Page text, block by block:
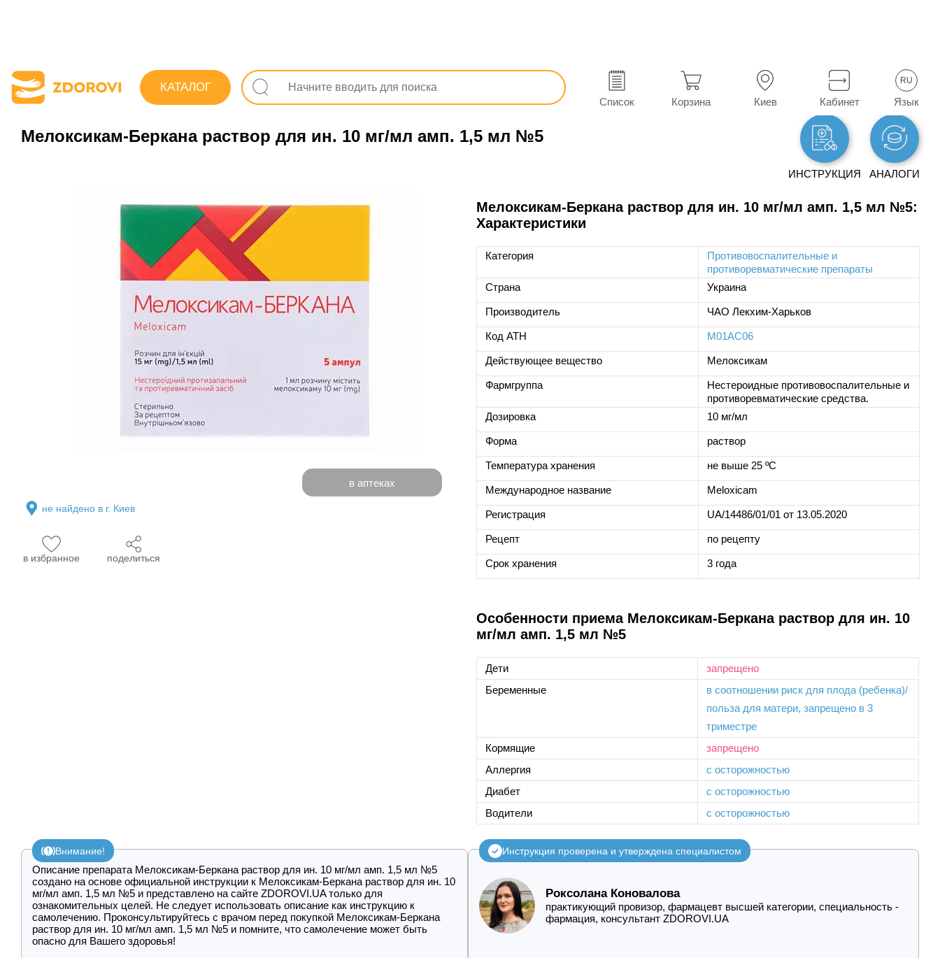
КАТАЛОГ
Список Корзина Киев Кабинет
RU
Язык
Поиск лекарств Лекарства Опорно-двигательная система Противовоспалительные и противоревматические Мелоксикам
Мелоксикам-Беркана раствор для ин. 10 мг/мл амп. 1,5 мл №5
ИНСТРУКЦИЯ АНАЛОГИ
в аптеках
не найдено в г. Киев
в избранное поделиться
Мелоксикам-Беркана раствор для ин. 10 мг/мл амп. 1,5 мл №5:
Характеристики
Категория
Противовоспалительные и
противоревматические препараты
Страна
Украина
Производитель ЧАО Лекхим-Харьков
Код ATH M01AC06
Действующее вещество Мелоксикам
Фармгруппа
Нестероидные противовоспалительные и
противоревматические средства.
Дозировка
10 мг/мл
Форма раствор
Температура хранения не выше 25 ºС
Международное название Meloxicam
Регистрация UA/14486/01/01 от 13.05.2020
Рецепт по рецепту
Срок хранения 3 года
Особенности приема Мелоксикам-Беркана раствор для ин. 10
мг/мл амп. 1,5 мл №5
Дети
запрещено
Беременные
в соотношении риск для плода (ребенка)/
польза для матери, запрещено в 3
триместре
Кормящие
запрещено
Аллергия
с осторожностью
Диабет
с осторожностью
Водители
с осторожностью
Внимание!
Описание препарата Мелоксикам-Беркана раствор для ин. 10 мг/мл амп. 1,5 мл №5
создано на основе официальной инструкции к Мелоксикам-Беркана раствор для ин. 10
мг/мл амп. 1,5 мл №5 и представлено на сайте ZDOROVI.UA только для
ознакомительных целей. Не следует использовать описание как инструкцию к
самолечению. Проконсультируйтесь с врачом перед покупкой Мелоксикам-Беркана
раствор для ин. 10 мг/мл амп. 1,5 мл №5 и помните, что самолечение может быть
опасно для Вашего здоровья!
Инструкция проверена и утверждена специалистом
Роксолана Коновалова
практикующий провизор, фармацевт высшей категории, специальность -
фармация, консультант ZDOROVI.UA